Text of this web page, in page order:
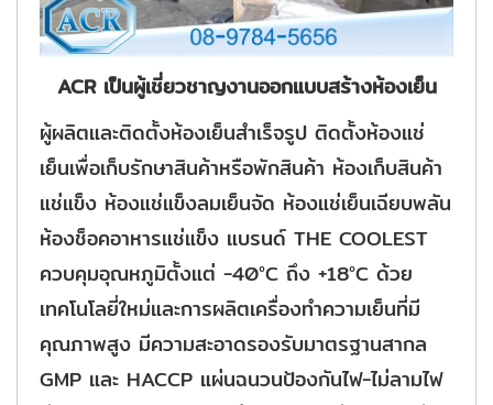
ACR เป็นผู้เชี่ยวชาญงานออกแบบสร้างห้องเย็น
ผู้ผลิตและติดตั้งห้องเย็นสำเร็จรูป ติดตั้งห้องแช่
เย็นเพื่อเก็บรักษาสินค้าหรือพักสินค้า ห้องเก็บสินค้า
แช่แข็ง ห้องแช่แข็งลมเย็นจัด ห้องแช่เย็นเฉียบพลัน
ห้องช็อคอาหารแช่แข็ง แบรนด์ THE COOLEST
ควบคุมอุณหภูมิตั้งแต่ -40°C ถึง +18°C ด้วย
เทคโนโลยี่ใหม่และการผลิตเครื่องทำความเย็นที่มี
คุณภาพสูง มีความสะอาดรองรับมาตรฐานสากล
GMP และ HACCP แผ่นฉนวนป้องกันไฟ-ไม่ลามไฟ